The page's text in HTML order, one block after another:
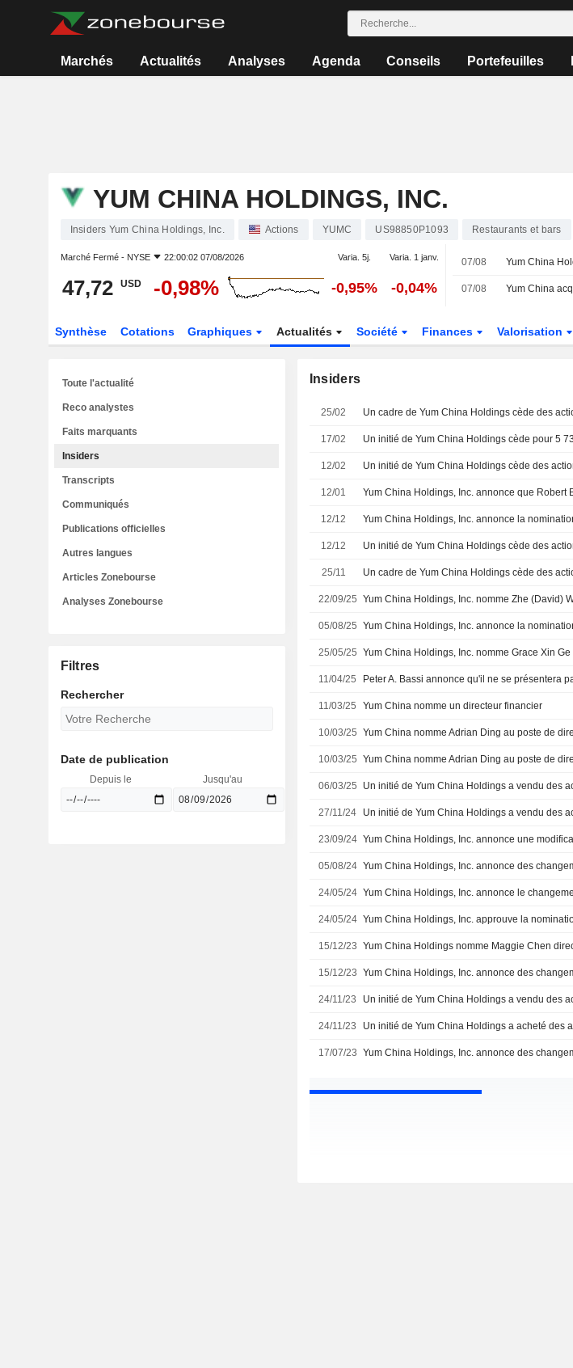
Marchés Actualités Analyses Agenda Conseils Portefeuilles
YUM CHINA HOLDINGS, INC.
Insiders Yum China Holdings, Inc. Actions YUMC US98850P1093 Restaurants et bars
Marché Fermé - NYSE 22:00:02 07/08/2026 Varia. 5j. Varia. 1 janv.
47,72 USD -0,98% -0,95% -0,04%
07/08
07/08
Synthèse Cotations Graphiques Actualités Société Finances Valorisation
Insiders
25/02
17/02
12/02
12/01
12/12
12/12
25/11
22/09/25
05/08/25
25/05/25 Yum China Holdings, Inc. nomme Grace Xin
11/04/25
11/03/25 Yum China nomme un directeur financier
10/03/25 Yum China nomme Adrian Ding au poste de
10/03/25 Yum China nomme Adrian Ding au poste de
06/03/25
27/11/24
23/09/24
05/08/24
24/05/24
24/05/24
15/12/23 Yum China Holdings nomme Maggie Chen
15/12/23 Yum China Holdings, Inc. annonce des
24/11/23
24/11/23
17/07/23 Yum China Holdings, Inc. annonce des
Toute l'actualité
Reco analystes
Faits marquants
Insiders
Transcripts
Communiqués
Publications officielles
Autres langues
Articles Zonebourse
Analyses Zonebourse
Filtres
Rechercher
Date de publication
Depuis le Jusqu'au